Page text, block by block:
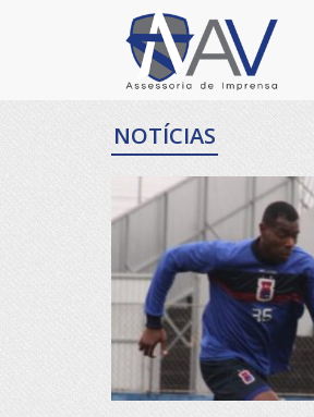
NOTÍCIAS